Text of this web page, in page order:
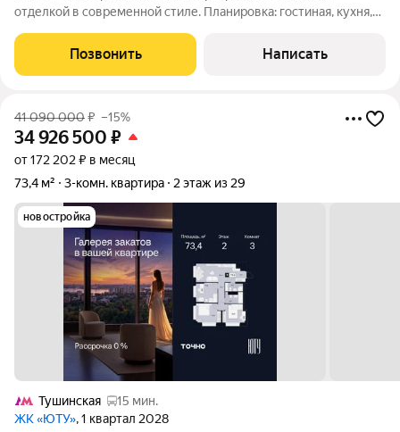
отделкой в современной стиле. Планировка: гостиная, кухня,
гардеробная. Квартира теплая и светлая, большие окна,
панорамный вид на лес.
Позвонить Написать
41 090 000₽ –15%
34 926 500 ₽
от 172 202 ₽ в месяц
73,4 м²
3-комн. квартира 2 этаж из 29
новостройка
Тушинская
15 мин.
ЖК «ЮТУ», 1 квартал 2028